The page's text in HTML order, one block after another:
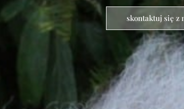
skontaktuj się z